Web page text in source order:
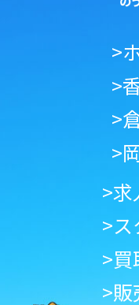
>
>
>
>
>求
>
>
>